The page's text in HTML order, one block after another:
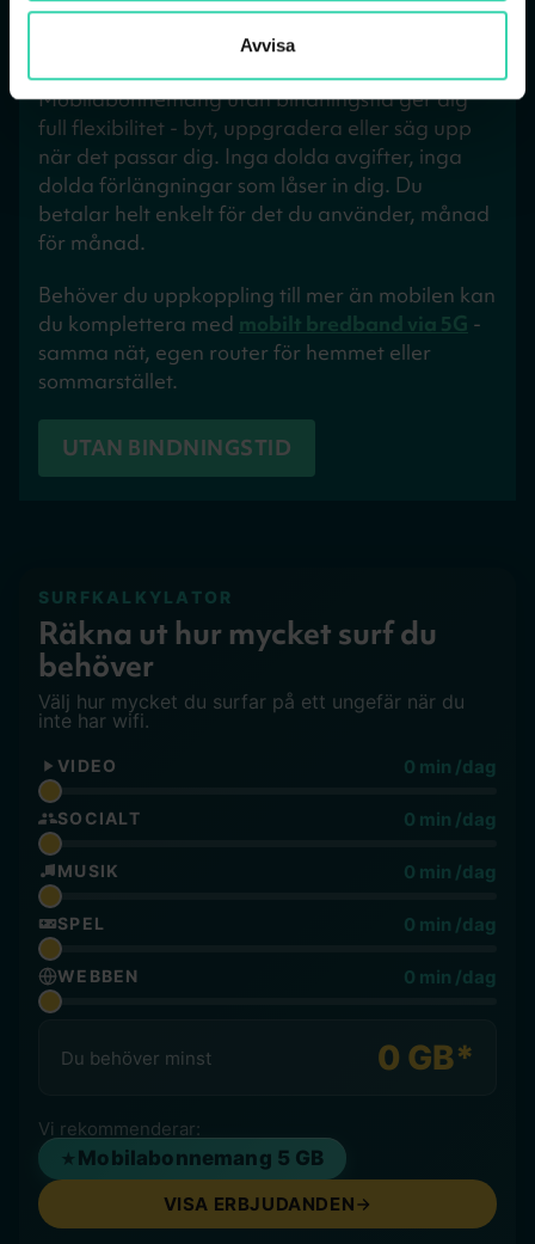
Avvisa
Fri svensk kundsupport
Mobilabonnemang utan bindningstid ger dig
full flexibilitet - byt, uppgradera eller säg upp
när det passar dig. Inga dolda avgifter, inga
dolda förlängningar som låser in dig. Du
betalar helt enkelt för det du använder, månad
för månad.
Behöver du uppkoppling till mer än mobilen kan
du komplettera med mobilt bredband via 5G -
samma nät, egen router för hemmet eller
sommarstället.
UTAN BINDNINGSTID
SURFKALKYLATOR
Räkna ut hur mycket surf du
behöver
Välj hur mycket du surfar på ett ungefär när du
inte har wifi.
VIDEO 0 min /dag
SOCIALT 0 min /dag
MUSIK 0 min /dag
SPEL 0 min /dag
WEBBEN 0 min /dag
Du behöver minst 0 GB*
Vi rekommenderar:
Mobilabonnemang 5 GB
VISA ERBJUDANDEN